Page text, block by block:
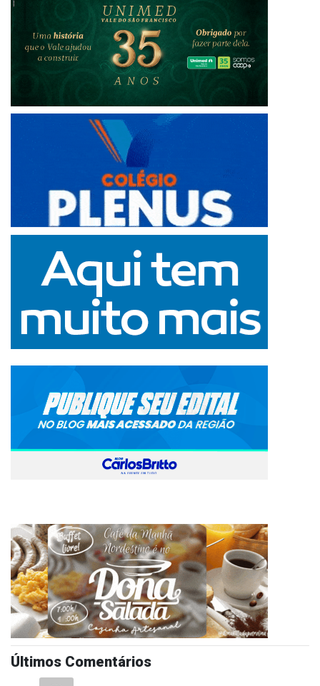
Últimos Comentários